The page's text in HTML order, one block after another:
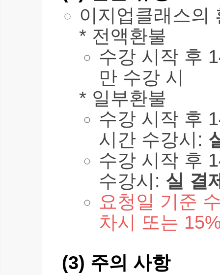
이지업클래스의
* 전액환불
수강 시작 후
만 수강 시
* 일부환불
수강 시작 후
시간 수강시:
수강 시작 후
수강시: 실 결
요청일 기준
차시 또는
(3) 주의 사항